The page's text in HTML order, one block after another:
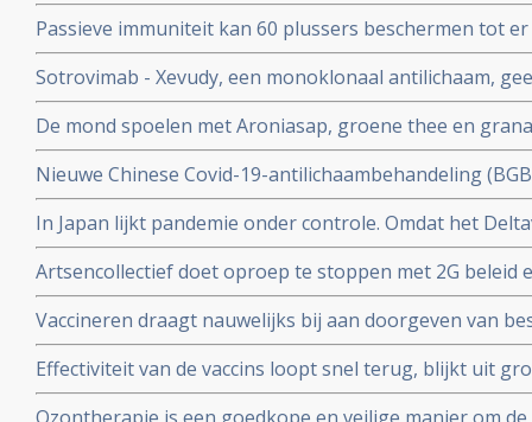
ziekte en meer ziekenhuisopnames en overlijdingen
studie.
Passieve immuniteit kan 60 plussers beschermen tot
viroloog Jaap Goudsmid
Sotrovimab - Xevudy, een monoklonaal antilichaam,
bij patienten die reeds besmet zijn. EMA gaat snel
gebruik in Europa.
De mond spoelen met Aroniasap, groene thee en
het coronavirus - Covid-19 virus en geeft 80 tot 97
doorgeven van virus.
Nieuwe Chinese Covid-19-antilichaambehandeling
Covid-19 - coronavirus is veelbelovend en
Chinese coronapatienten
In Japan lijkt pandemie onder controle. Omdat het
gemuteerd of omdat er veel ivermectine wordt
Artsencollectief doet oproep te stoppen met 2G beleid
de druk op de zorg te verminderen
Vaccineren draagt nauwelijks bij aan doorgeven van
vaccineren lijkt juist doorgeven van besmettingen en
stimuleren. Bewijst groot internationaal onderzoek in
Effectiviteit van de vaccins loopt snel terug, blijkt uit
onder 800.000 veteranen.